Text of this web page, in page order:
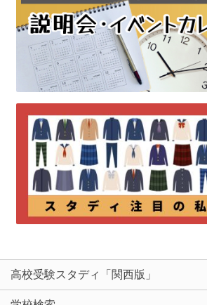
高校受験スタディ「関西版」